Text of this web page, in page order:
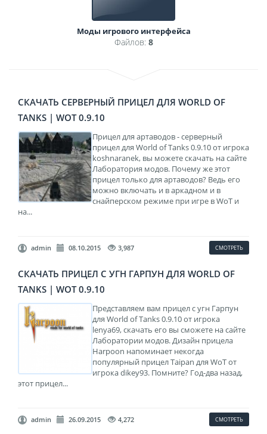
Моды игрового интерфейса
Файлов: 8
СКАЧАТЬ СЕРВЕРНЫЙ ПРИЦЕЛ ДЛЯ WORLD OF
TANKS | WOT 0.9.10
Прицел для артаводов - серверный
прицел для World of Tanks 0.9.10 от игрока
koshnaranek, вы можете скачать на сайте
Лаборатория модов. Почему же этот
прицел только для артаводов? Ведь его
можно включать и в аркадном и в
снайперском режиме при игре в WoT и
на...
admin 08.10.2015 3,987 СМОТРЕТЬ
СКАЧАТЬ ПРИЦЕЛ С УГН ГАРПУН ДЛЯ WORLD OF
TANKS | WOT 0.9.10
Представляем вам прицел с угн Гарпун
для World of Tanks 0.9.10 от игрока
lenya69, скачать его вы сможете на сайте
Лаборатории модов. Дизайн прицела
Harpoon напоминает некогда
популярный прицел Taipan для WoT от
игрока dikey93. Помните? Год-два назад,
этот прицел...
admin 26.09.2015 4,272 СМОТРЕТЬ